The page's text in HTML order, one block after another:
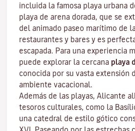
incluida la famosa playa urbana
playa de arena dorada, que se
del animado paseo marítimo de
restaurantes y bares y es
escapada. Para una experiencia
puede explorar la cercana playa
conocida por su vasta extensión
ambiente vacacional.
Además de las playas, Alicante
tesoros culturales, como la
una catedral de estilo gótico